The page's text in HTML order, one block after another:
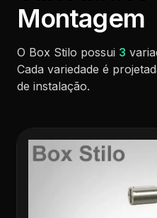
Montagem
O Box Stilo possui 3
Cada variedade é
de instalação.